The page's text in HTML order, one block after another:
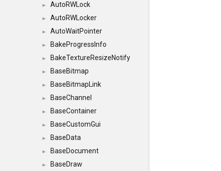
► AutoRWLock
► AutoRWLocker
► AutoWaitPointer
► BakeProgressInfo
► BakeTextureResizeNotify
► BaseBitmap
► BaseBitmapLink
► BaseChannel
► BaseContainer
► BaseCustomGui
► BaseData
► BaseDocument
► BaseDraw